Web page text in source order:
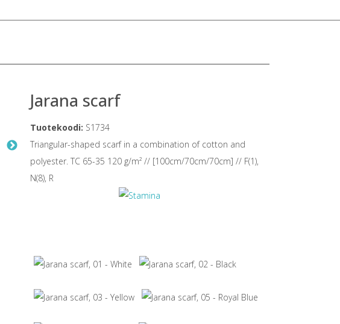
Jarana scarf
Tuotekoodi: S1734
Triangular-shaped scarf in a combination of cotton and
polyester. TC 65-35 120 g/m² // [100cm/70cm/70cm] // F(1),
N(8), R